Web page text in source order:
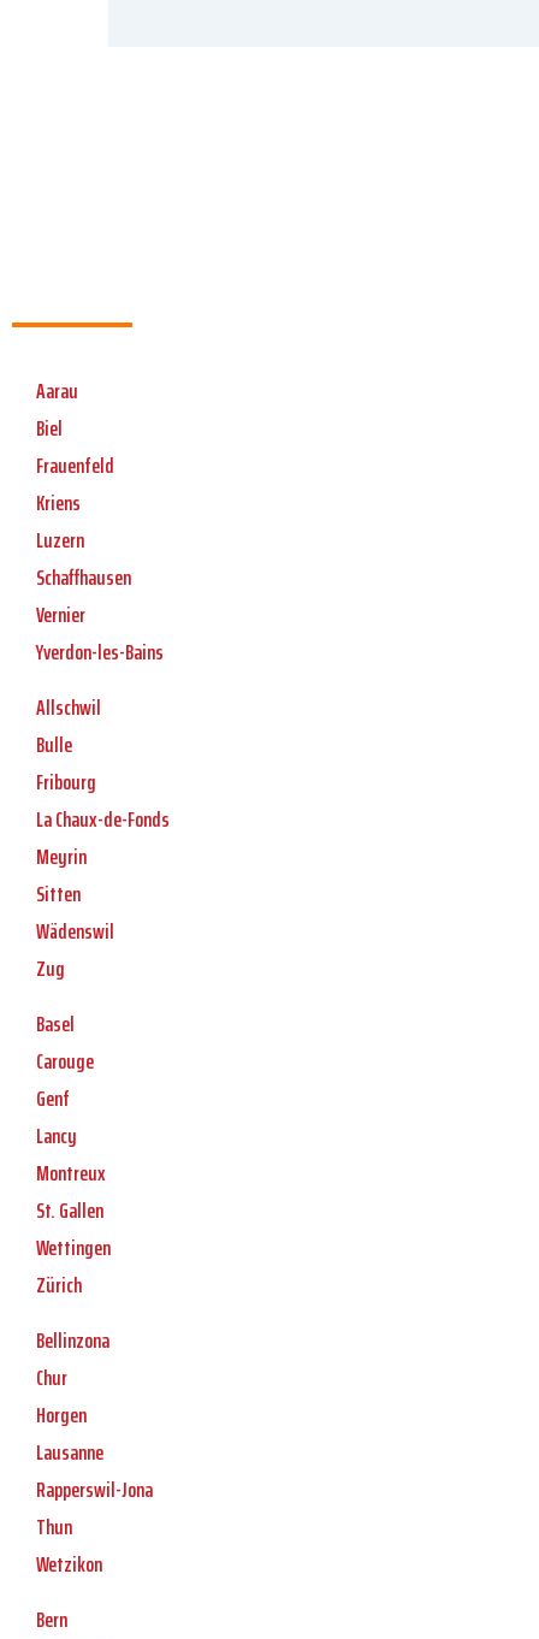
Aarau
Biel
Frauenfeld
Kriens
Luzern
Schaffhausen
Vernier
Yverdon-les-Bains
Allschwil
Bulle
Fribourg
La Chaux-de-Fonds
Meyrin
Sitten
Wädenswil
Zug
Basel
Carouge
Genf
Lancy
Montreux
St. Gallen
Wettingen
Zürich
Bellinzona
Chur
Horgen
Lausanne
Rapperswil-Jona
Thun
Wetzikon
Bern